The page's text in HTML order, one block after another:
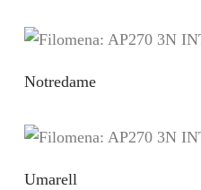
Notredame
Umarell